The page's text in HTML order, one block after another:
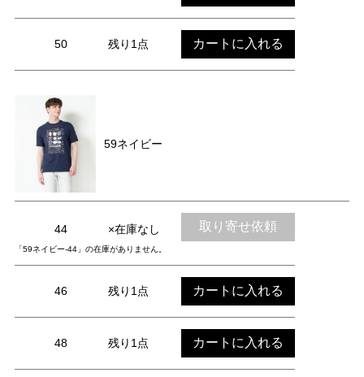
50 残り1点 カートに入れる
59ネイビー
44 ×在庫なし 取り寄せ依頼
「59ネイビー-44」の在庫がありません。
46 残り1点 カートに入れる
48 残り1点 カートに入れる